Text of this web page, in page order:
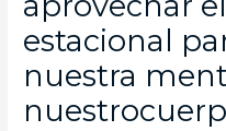
estacional
nuestra